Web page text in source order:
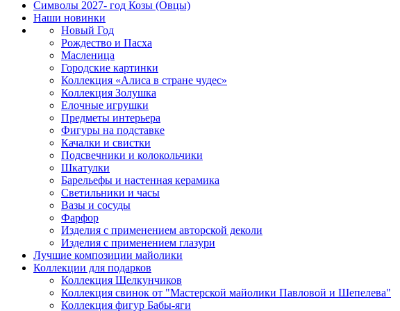
Символы 2027- год Козы (Овцы)
Наши новинки
Новый Год
Рождество и Пасха
Масленица
Городские картинки
Коллекция «Алиса в стране чудес»
Коллекция Золушка
Елочные игрушки
Предметы интерьера
Фигуры на подставке
Качалки и свистки
Подсвечники и колокольчики
Шкатулки
Барельефы и настенная керамика
Светильники и часы
Вазы и сосуды
Фарфор
Изделия с применением авторской деколи
Изделия с применением глазури
Лучшие композиции майолики
Коллекции для подарков
Коллекция Щелкунчиков
Коллекция свинок от "Мастерской майолики Павловой и Шепелева"
Коллекция фигур Бабы-яги